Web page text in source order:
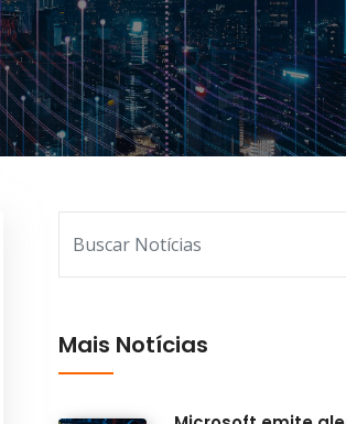
Mais Notícias